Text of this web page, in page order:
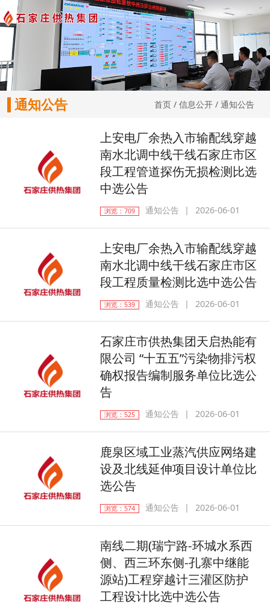
通知公告 首页 / 信息公开 / 通知公告
上安电厂余热入市输配线穿越
南水北调中线干线石家庄市区
段工程管道探伤无损检测比选
中选公告
浏览：709 通知公告 2026-06-01
上安电厂余热入市输配线穿越
南水北调中线干线石家庄市区
段工程质量检测比选中选公告
浏览：539 通知公告 2026-06-01
石家庄市供热集团天启热能有
限公司 “十五五”污染物排污权
确权报告编制服务单位比选公
告
浏览：525 通知公告 2026-06-01
鹿泉区域工业蒸汽供应网络建
设及北线延伸项目设计单位比
选公告
浏览：574 通知公告 2026-06-01
南线二期(瑞宁路-环城水系西
侧、西三环东侧-孔寨中继能
源站)工程穿越计三灌区防护
工程设计比选中选公告